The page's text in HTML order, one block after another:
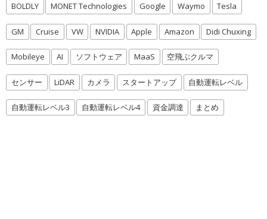
BOLDLY MONET Technologies Google Waymo Tesla
GM Cruise VW NVIDIA Apple Amazon Didi Chuxing
Mobileye AI ソフトウェア MaaS 空飛ぶクルマ
センサー LiDAR カメラ スタートアップ 自動運転レベル
自動運転レベル3 自動運転レベル4 資金調達 まとめ